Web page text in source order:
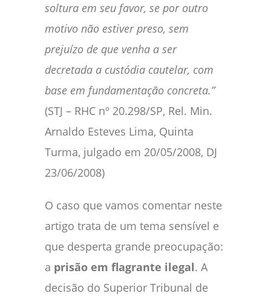
soltura em seu favor, se por outro
motivo não estiver preso, sem
prejuízo de que venha a ser
decretada a custódia cautelar, com
base em fundamentação concreta.”
(STJ – RHC nº 20.298/SP, Rel. Min.
Arnaldo Esteves Lima, Quinta
Turma, julgado em 20/05/2008, DJ
23/06/2008)
O caso que vamos comentar neste
artigo trata de um tema sensível e
que desperta grande preocupação:
a prisão em flagrante ilegal. A
decisão do Superior Tribunal de